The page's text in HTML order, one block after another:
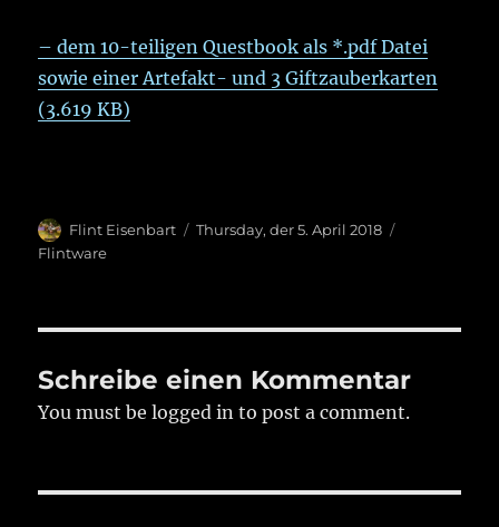
– dem 10-teiligen Questbook als *.pdf Datei
sowie einer Artefakt- und 3 Giftzauberkarten
(3.619 KB)
Autor
Flint Eisenbart
Veröffentlicht
Thursday, der 5. April 2018
Flintware
Schreibe einen Kommentar
You must be logged in to post a comment.